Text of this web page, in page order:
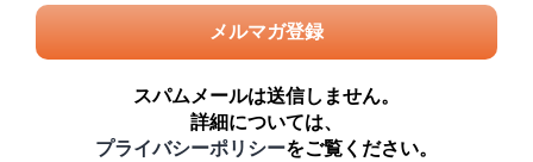
スパムメールは送信しません。
詳細については、
プライバシーポリシーをご覧ください。